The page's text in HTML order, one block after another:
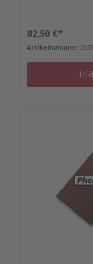
Sanieren gleich
Nieten, Schrauben,
Regulärer Preis:
82,50 €*
Artikelnummer:
In